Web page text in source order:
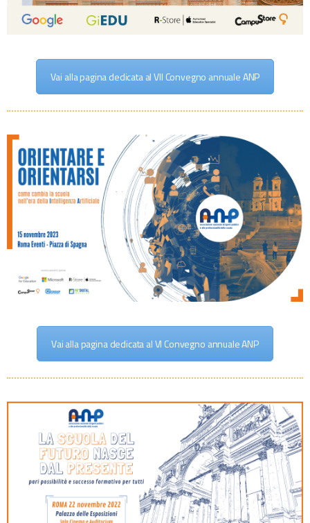
Vai alla pagina dedicata al VII Convegno annuale ANP
Vai alla pagina dedicata al VI Convegno annuale ANP